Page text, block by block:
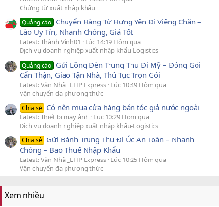
Chứng từ xuất nhập khẩu
Quảng cáo Chuyển Hàng Từ Hưng Yên Đi Viêng Chăn –
Lào Uy Tín, Nhanh Chóng, Giá Tốt
Latest: Thành Vinh01
Lúc 14:19 Hôm qua
Dịch vụ doanh nghiệp xuất nhập khẩu-Logistics
Quảng cáo Gửi Lồng Đèn Trung Thu Đi Mỹ – Đóng Gói
Cẩn Thận, Giao Tận Nhà, Thủ Tục Trọn Gói
Latest: Văn Nhã _LHP Express Lúc 10:49 Hôm qua
Vận chuyển đa phương thức
Chia sẻ Có nên mua cửa hàng bán tóc giả nước ngoài
Latest: Thiết bị máy ảnh
Lúc 10:29 Hôm qua
Dịch vụ doanh nghiệp xuất nhập khẩu-Logistics
Chia sẻ Gửi Bánh Trung Thu Đi Úc An Toàn – Nhanh
Chóng – Bao Thuế Nhập Khẩu
Latest: Văn Nhã _LHP Express Lúc 10:25 Hôm qua
Vận chuyển đa phương thức
Xem nhiều